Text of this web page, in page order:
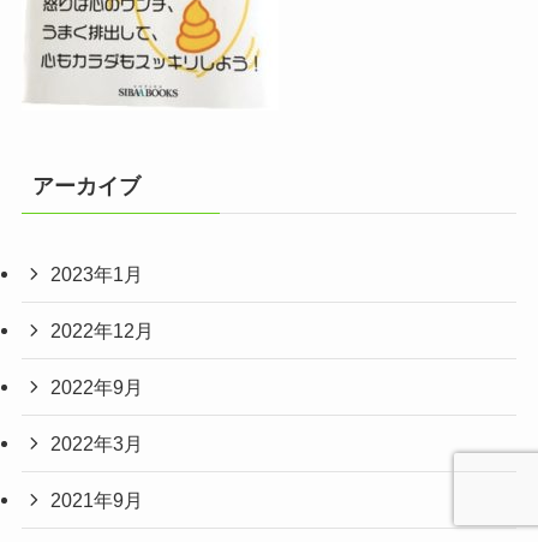
アーカイブ
2023年1月
2022年12月
2022年9月
2022年3月
2021年9月